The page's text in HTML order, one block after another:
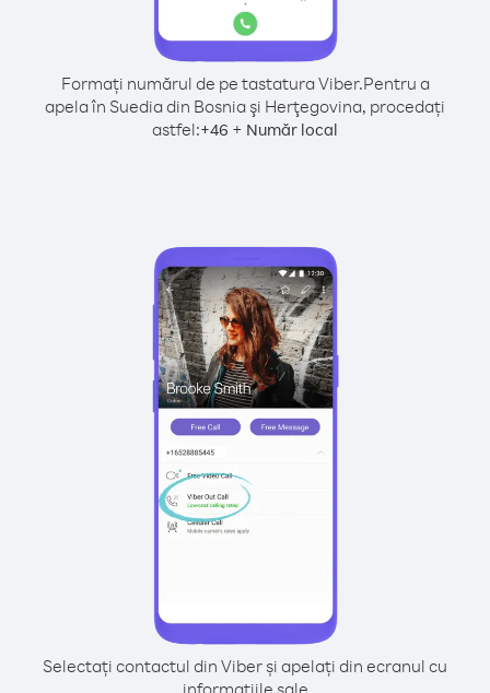
Formați numărul de pe tastatura Viber.Pentru a
apela în Suedia din Bosnia şi Herţegovina, procedați
astfel:+46 + Număr local
Selectați contactul din Viber și apelați din ecranul cu
informațiile sale